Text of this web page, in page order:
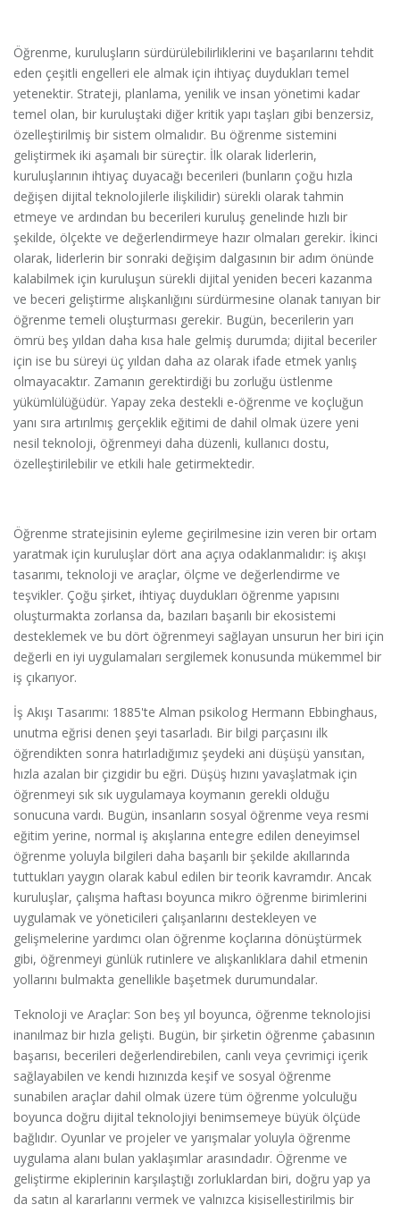
Öğrenme, kuruluşların sürdürülebilirliklerini ve başarılarını tehdit
eden çeşitli engelleri ele almak için ihtiyaç duydukları temel
yetenektir. Strateji, planlama, yenilik ve insan yönetimi kadar
temel olan, bir kuruluştaki diğer kritik yapı taşları gibi benzersiz,
özelleştirilmiş bir sistem olmalıdır. Bu öğrenme sistemini
geliştirmek iki aşamalı bir süreçtir. İlk olarak liderlerin,
kuruluşlarının ihtiyaç duyacağı becerileri (bunların çoğu hızla
değişen dijital teknolojilerle ilişkilidir) sürekli olarak tahmin
etmeye ve ardından bu becerileri kuruluş genelinde hızlı bir
şekilde, ölçekte ve değerlendirmeye hazır olmaları gerekir. İkinci
olarak, liderlerin bir sonraki değişim dalgasının bir adım önünde
kalabilmek için kuruluşun sürekli dijital yeniden beceri kazanma
ve beceri geliştirme alışkanlığını sürdürmesine olanak tanıyan bir
öğrenme temeli oluşturması gerekir. Bugün, becerilerin yarı
ömrü beş yıldan daha kısa hale gelmiş durumda; dijital beceriler
için ise bu süreyi üç yıldan daha az olarak ifade etmek yanlış
olmayacaktır. Zamanın gerektirdiği bu zorluğu üstlenme
yükümlülüğüdür. Yapay zeka destekli e-öğrenme ve koçluğun
yanı sıra artırılmış gerçeklik eğitimi de dahil olmak üzere yeni
nesil teknoloji, öğrenmeyi daha düzenli, kullanıcı dostu,
özelleştirilebilir ve etkili hale getirmektedir.
Öğrenme stratejisinin eyleme geçirilmesine izin veren bir ortam
yaratmak için kuruluşlar dört ana açıya odaklanmalıdır: iş akışı
tasarımı, teknoloji ve araçlar, ölçme ve değerlendirme ve
teşvikler. Çoğu şirket, ihtiyaç duydukları öğrenme yapısını
oluşturmakta zorlansa da, bazıları başarılı bir ekosistemi
desteklemek ve bu dört öğrenmeyi sağlayan unsurun her biri için
değerli en iyi uygulamaları sergilemek konusunda mükemmel bir
iş çıkarıyor.
İş Akışı Tasarımı: 1885'te Alman psikolog Hermann Ebbinghaus,
unutma eğrisi denen şeyi tasarladı. Bir bilgi parçasını ilk
öğrendikten sonra hatırladığımız şeydeki ani düşüşü yansıtan,
hızla azalan bir çizgidir bu eğri. Düşüş hızını yavaşlatmak için
öğrenmeyi sık sık uygulamaya koymanın gerekli olduğu
sonucuna vardı. Bugün, insanların sosyal öğrenme veya resmi
eğitim yerine, normal iş akışlarına entegre edilen deneyimsel
öğrenme yoluyla bilgileri daha başarılı bir şekilde akıllarında
tuttukları yaygın olarak kabul edilen bir teorik kavramdır. Ancak
kuruluşlar, çalışma haftası boyunca mikro öğrenme birimlerini
uygulamak ve yöneticileri çalışanlarını destekleyen ve
gelişmelerine yardımcı olan öğrenme koçlarına dönüştürmek
gibi, öğrenmeyi günlük rutinlere ve alışkanlıklara dahil etmenin
yollarını bulmakta genellikle başetmek durumundalar.
Teknoloji ve Araçlar: Son beş yıl boyunca, öğrenme teknolojisi
inanılmaz bir hızla gelişti. Bugün, bir şirketin öğrenme çabasının
başarısı, becerileri değerlendirebilen, canlı veya çevrimiçi içerik
sağlayabilen ve kendi hızınızda keşif ve sosyal öğrenme
sunabilen araçlar dahil olmak üzere tüm öğrenme yolculuğu
boyunca doğru dijital teknolojiyi benimsemeye büyük ölçüde
bağlıdır. Oyunlar ve projeler ve yarışmalar yoluyla öğrenme
uygulama alanı bulan yaklaşımlar arasındadır. Öğrenme ve
geliştirme ekiplerinin karşılaştığı zorluklardan biri, doğru yap ya
da satın al kararlarını vermek ve yalnızca kişiselleştirilmiş bir